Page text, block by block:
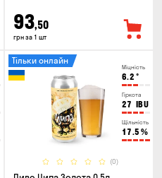
93,50
грн за 1 шт
Міцність
6.2 °
Гіркота
27 IBU
Щільність
17.5 %
(0)
Тільки онлайн